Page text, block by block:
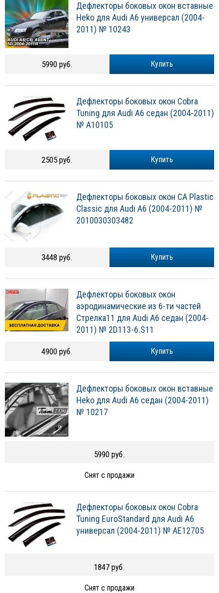
Дефлекторы боковых окон вставные
Heko для Audi A6 универсал (2004-
2011) № 10243
Купить
5990 руб.
Дефлекторы боковых окон Cobra
Tuning для Audi A6 седан (2004-2011)
№ A10105
Купить
2505 руб.
Дефлекторы боковых окон CA Plastic
Classic для Audi A6 (2004-2011) №
2010030303482
Купить
3448 руб.
Дефлекторы боковых окон
аэродинамические из 6-ти частей
Стрелка11 для Audi A6 седан (2004-
2011) № 2D113-6.S11
Купить
4900 руб.
Дефлекторы боковых окон вставные
Heko для Audi A6 седан (2004-2011)
№ 10217
5990 руб.
Снят с продажи
Дефлекторы боковых окон Cobra
Tuning EuroStandard для Audi A6
универсал (2004-2011) № AE12705
1847 руб.
Снят с продажи